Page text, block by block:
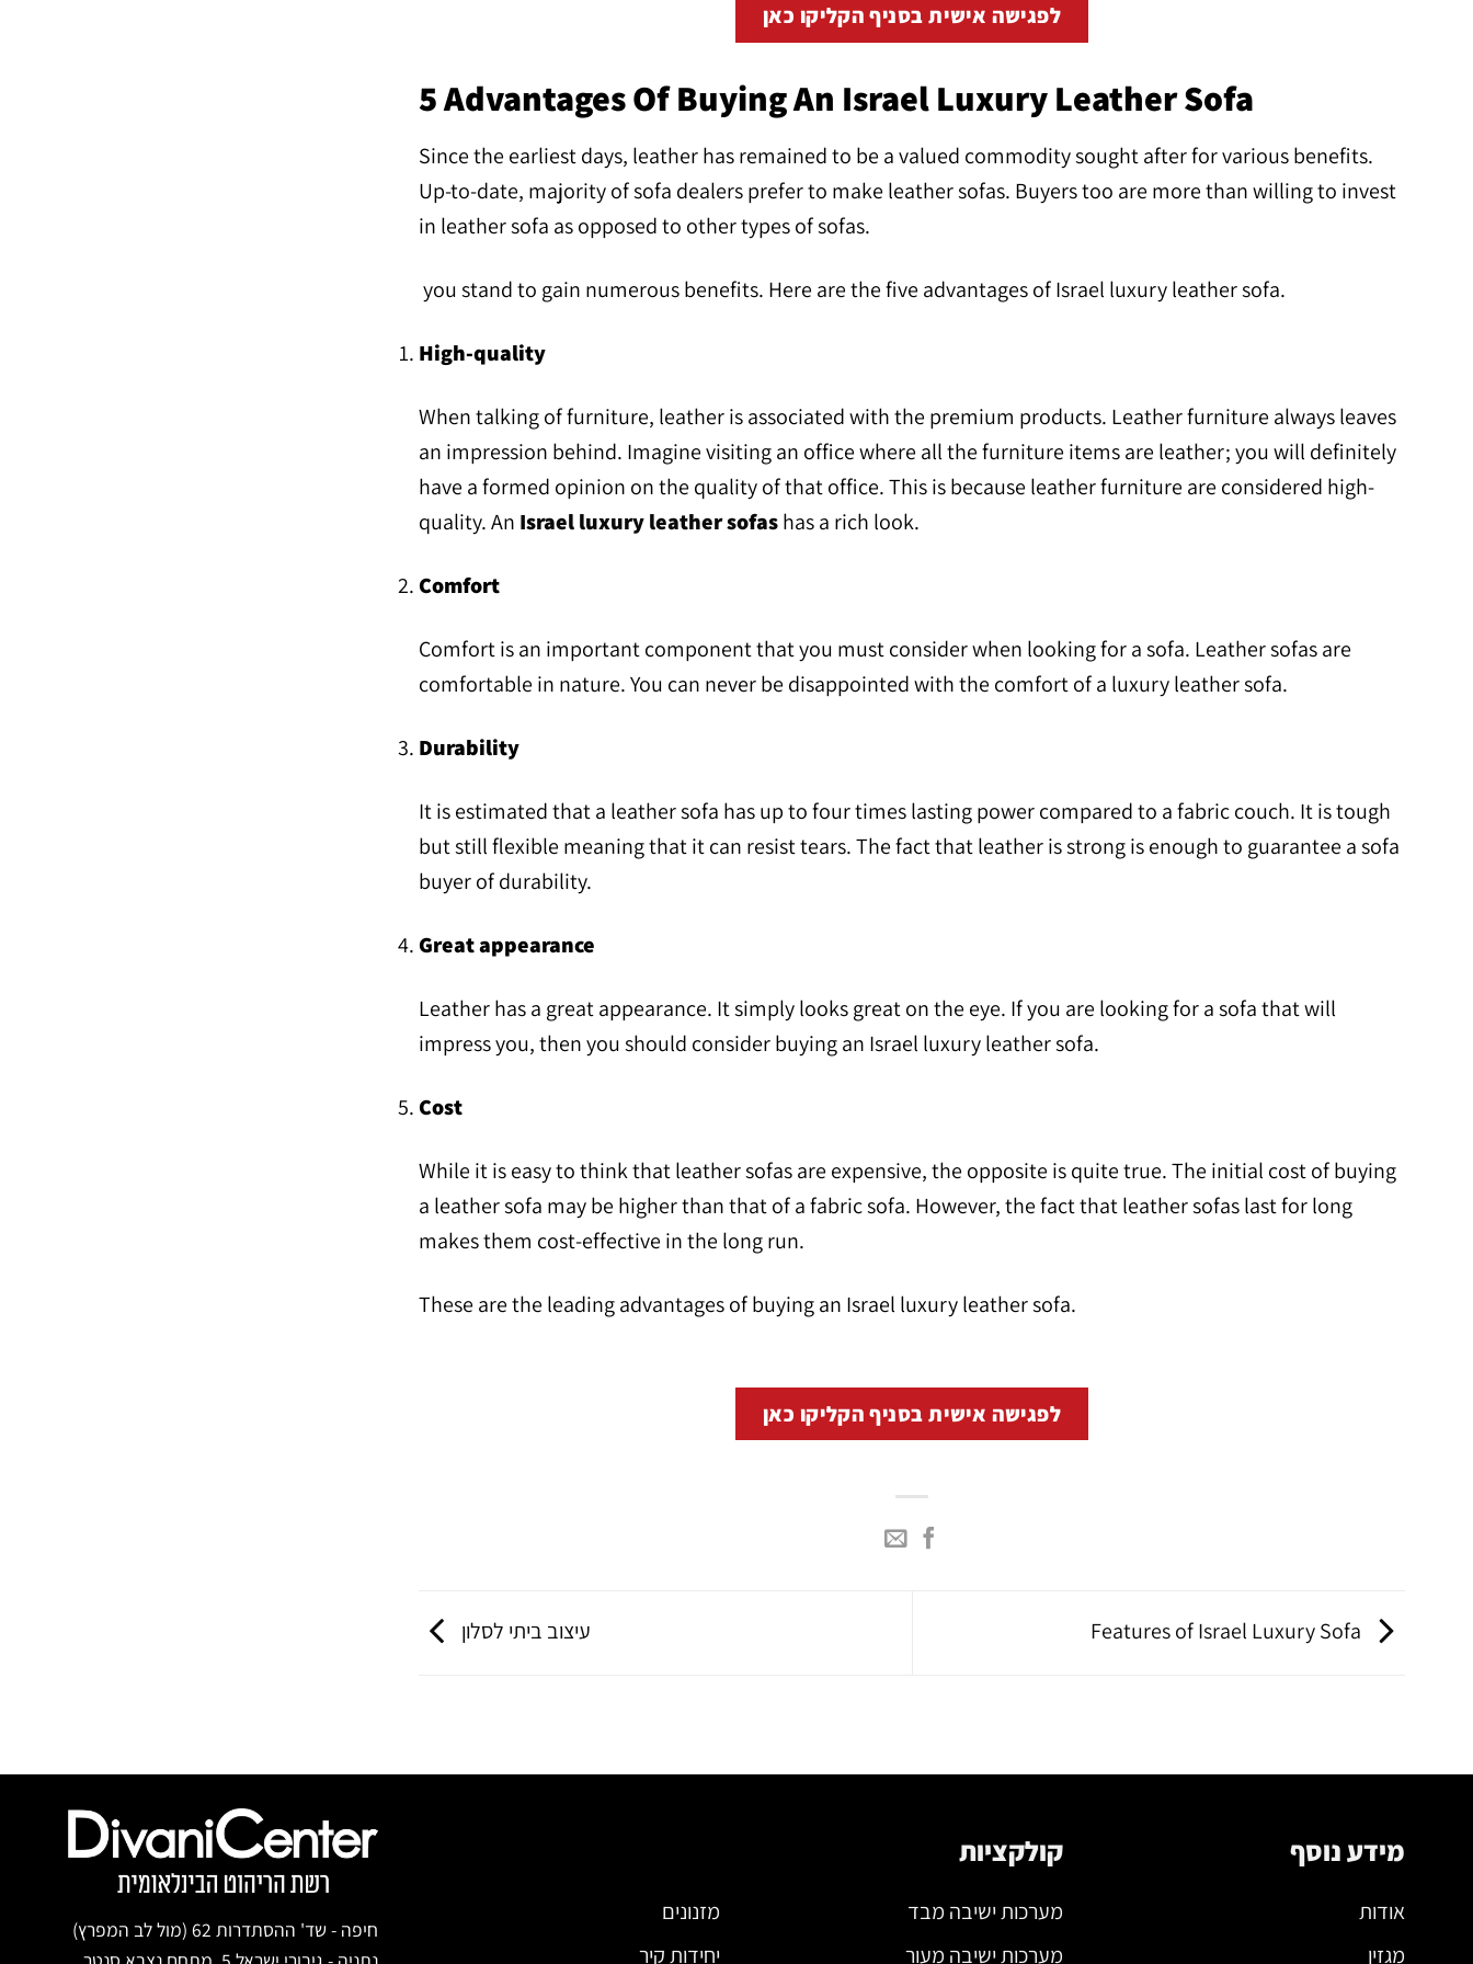
לפגישה אישית בסניף הקליקו כאן
5 Advantages Of Buying An Israel Luxury Leather Sofa
Since the earliest days, leather has remained to be a valued commodity sought after for various benefits.
Up-to-date, majority of sofa dealers prefer to make leather sofas. Buyers too are more than willing to invest
in leather sofa as opposed to other types of sofas.
you stand to gain numerous benefits. Here are the five advantages of Israel luxury leather sofa.
High-quality
When talking of furniture, leather is associated with the premium products. Leather furniture always leaves
an impression behind. Imagine visiting an office where all the furniture items are leather; you will definitely
have a formed opinion on the quality of that office. This is because leather furniture are considered high-
quality. An Israel luxury leather sofashas a rich look.
Comfort
Comfort is an important component that you must consider when looking for a sofa. Leather sofas are
comfortable in nature. You can never be disappointed with the comfort of a luxury leather sofa.
Durability
It is estimated that a leather sofa has up to four times lasting power compared to a fabric couch. It is tough
but still flexible meaning that it can resist tears. The fact that leather is strong is enough to guarantee a sofa
buyer of durability.
Great appearance
Leather has a great appearance. It simply looks great on the eye. If you are looking for a sofa that will
impress you, then you should consider buying an Israel luxury leather sofa.
Cost
While it is easy to think that leather sofas are expensive, the opposite is quite true. The initial cost of buying
a leather sofa may be higher than that of a fabric sofa. However, the fact that leather sofas last for long
makes them cost-effective in the long run.
These are the leading advantages of buying an Israel luxury leather sofa.
לפגישה אישית בסניף הקליקו כאן
עיצוב ביתי לסלון
מידע נוסף
אודות
מגזין
קולקציות
מערכות ישיבה מבד
מערכות ישיבה מעור
מזנונים
יחידות קיר
חיפה - שד' ההסתדרות 62 (מול לב המפרץ)